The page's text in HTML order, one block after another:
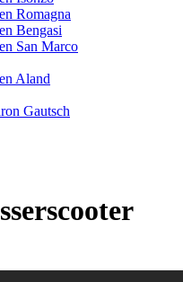
Romagna
Bengasi
San Marco
Aland
Gautsch